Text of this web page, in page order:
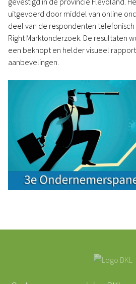
uitgevoerd door middel van online
deel van de respondenten
Right Marktonderzoek. De resultaten
een beknopt en helder visueel
aanbevelingen.